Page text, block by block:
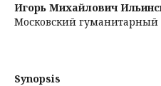
Игорь Михайлович
Московский гуманитарный
Synopsis